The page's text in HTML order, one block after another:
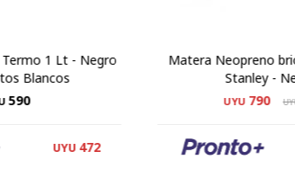
1 Lt - Negro
Blancos
590
UYU 472
Matera Neopreno
Stanley -
UYU 790